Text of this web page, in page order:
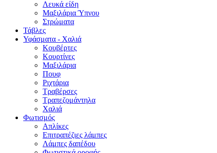
Λευκά είδη
Μαξιλάρια Ύπνου
Στρώματα
Τάβλες
Υφάσματα - Χαλιά
Κουβέρτες
Κουρτίνες
Μαξιλάρια
Πουφ
Ριχτάρια
Τραβέρσες
Τραπεζομάντηλα
Χαλιά
Φωτισμός
Απλίκες
Επιτραπέζιες λάμπες
Λάμπες δαπέδου